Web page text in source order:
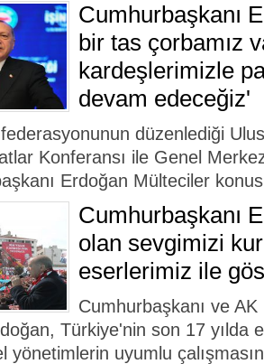
Cumhurbaşkanı
bir tas çorbamız
kardeşlerimizle
devam edeceğiz'
düzenlediği
Konferansı ile Genel
Erdoğan Mülteciler
Cumhurbaşkanı
olan sevgimizi
eserlerimiz ile
Cumhurbaşkanı ve
Türkiye'nin son 17 yılda
yönetimlerin uyumlu